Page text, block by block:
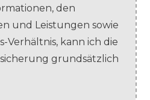
den
und Leistungen sowie
Verhältnis, kann ich die
grundsätzlich